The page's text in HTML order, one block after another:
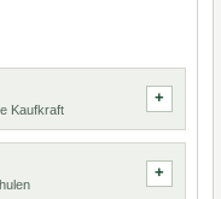
Kaufkraft